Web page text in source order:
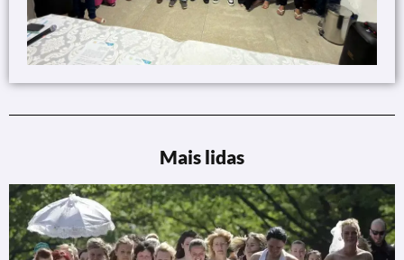
Mais lidas